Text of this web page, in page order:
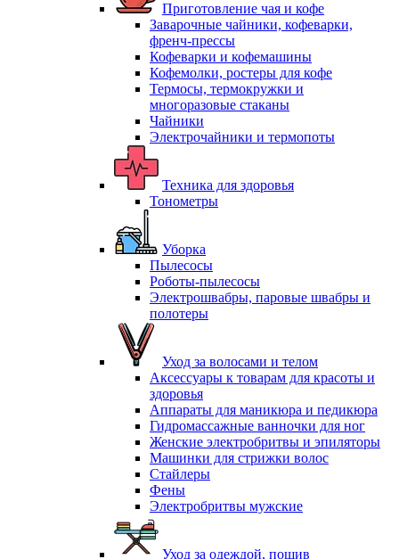
Приготовление чая и кофе
Заварочные чайники, кофеварки,
френч-прессы
Кофеварки и кофемашины
Кофемолки, ростеры для кофе
Термосы, термокружки и
многоразовые стаканы
Чайники
Электрочайники и термопоты
Техника для здоровья
Тонометры
Уборка
Пылесосы
Роботы-пылесосы
Электрошвабры, паровые швабры и
полотеры
Уход за волосами и телом
Аксессуары к товарам для красоты и
здоровья
Аппараты для маникюра и педикюра
Гидромассажные ванночки для ног
Женские электробритвы и эпиляторы
Машинки для стрижки волос
Стайлеры
Фены
Электробритвы мужские
Уход за одеждой, пошив